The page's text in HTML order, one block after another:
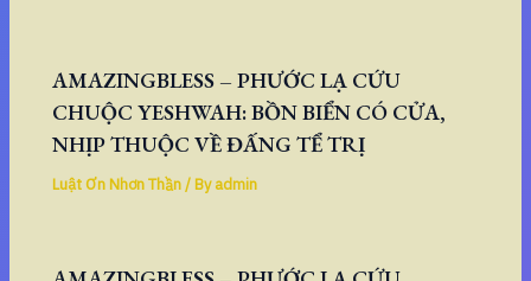
AMAZINGBLESS – PHƯỚC LẠ CỨU
CHUỘC YESHWAH: BỒN BIỂN CÓ CỬA,
NHỊP THUỘC VỀ ĐẤNG TỂ TRỊ
Luật Ơn Nhơn Thần/ Byadmin